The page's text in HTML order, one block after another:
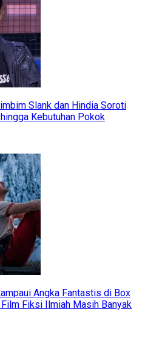
Slank dan Hindia Soroti
Kebutuhan Pokok
Angka Fantastis di Box
Fiksi Ilmiah Masih Banyak